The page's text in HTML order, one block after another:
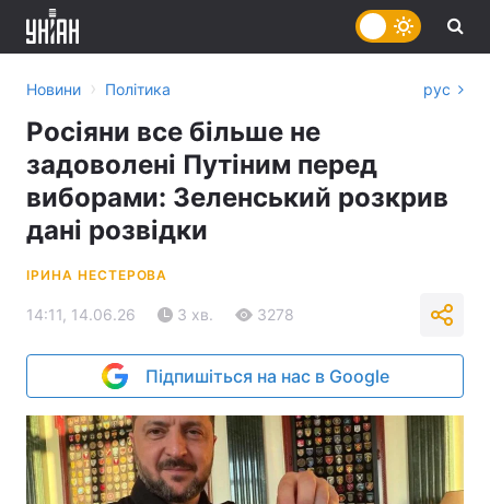
Новини › Політика рус
Росіяни все більше не
задоволені Путіним перед
виборами: Зеленський розкрив
дані розвідки
ІРИНА НЕСТЕРОВА
14:11, 14.06.26 3 хв. 3278
Підпишіться на нас в Google